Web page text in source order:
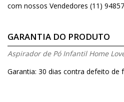
com nossos Vendedores (11)
GARANTIA DO PRODUTO
Aspirador de Pó Infantil Home
Garantia: 30 dias contra defeito de